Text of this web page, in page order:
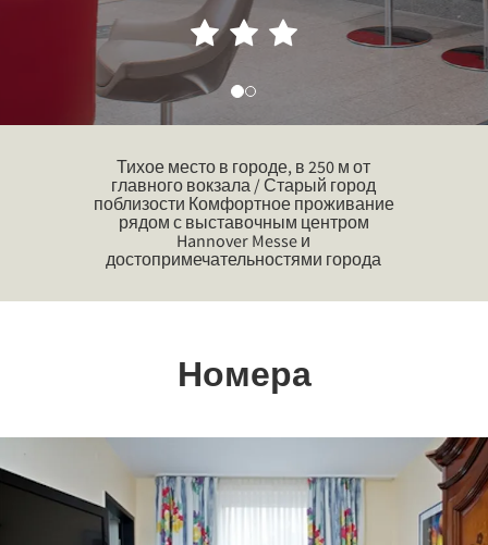
Тихое место в городе, в 250 м от
главного вокзала / Старый город
поблизости Комфортное проживание
рядом с выставочным центром
Hannover Messe и
достопримечательностями города
Номера